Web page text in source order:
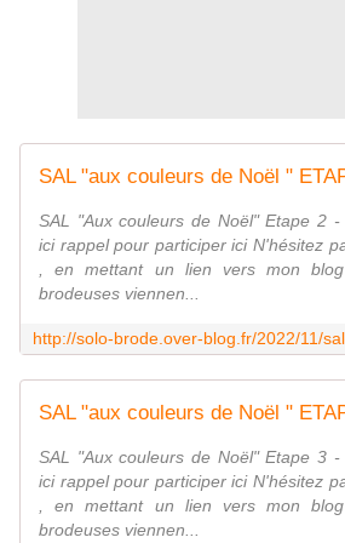
SAL "aux couleurs de Noël "
SAL "Aux couleurs de Noël" Etape 2
ici rappel pour participer ici N'hésitez
, en mettant un lien vers mon
brodeuses viennen...
SAL "aux couleurs de Noël "
SAL "Aux couleurs de Noël" Etape 3
ici rappel pour participer ici N'hésitez
, en mettant un lien vers mon
brodeuses viennen...